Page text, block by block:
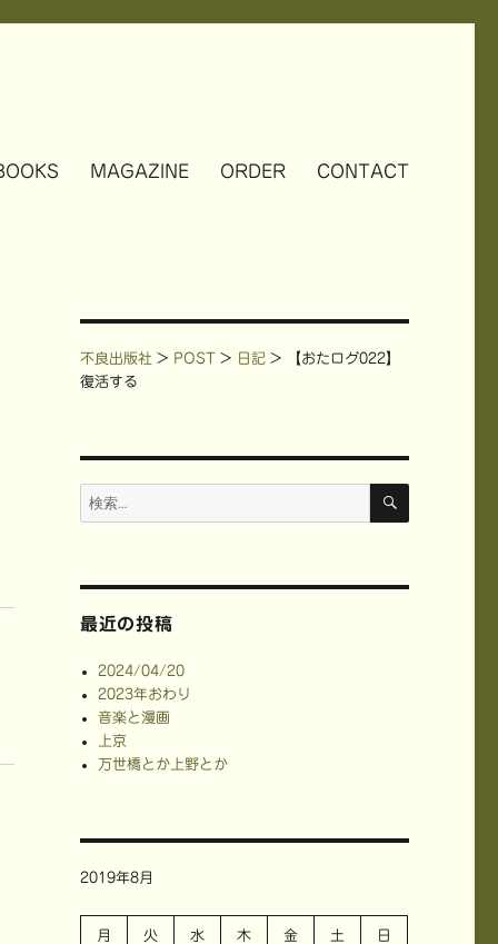
MAGAZINE ORDER CONTACT
不良出版社 > POST> 日記>
【おたログ022】
復活する
検
検
最近の投稿
2024/04/20
2023年おわり
音楽と漫画
上京
万世橋とか上野とか
2019年8月
月 火 水 木 金 土 日